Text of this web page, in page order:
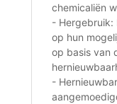
chemicaliën
- Hergebruik:
op hun
op basis van
-